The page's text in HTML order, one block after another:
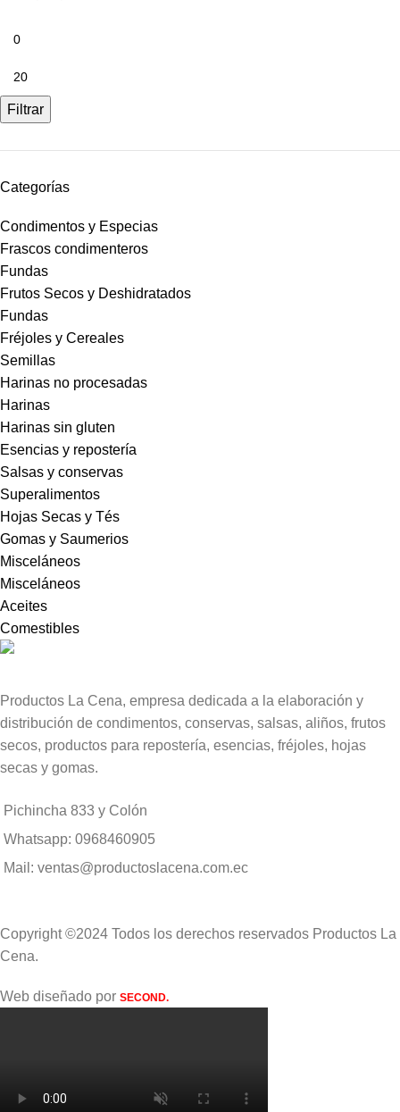
Filtrar
Categorías
Condimentos y Especias
Frascos condimenteros
Fundas
Frutos Secos y Deshidratados
Fundas
Fréjoles y Cereales
Semillas
Harinas no procesadas
Harinas
Harinas sin gluten
Esencias y repostería
Salsas y conservas
Superalimentos
Hojas Secas y Tés
Gomas y Saumerios
Misceláneos
Misceláneos
Aceites
Comestibles
Productos La Cena, empresa dedicada a la elaboración y
distribución de condimentos, conservas, salsas, aliños, frutos
secos, productos para repostería, esencias, fréjoles, hojas
secas y gomas.
Pichincha 833 y Colón
Whatsapp: 0968460905
Mail: ventas@productoslacena.com.ec
Copyright ©2024 Todos los derechos reservados Productos La
Cena.
Web diseñado por SECOND.
Buscar